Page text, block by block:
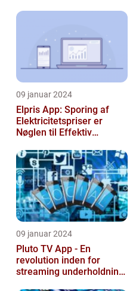
09 januar 2024
Elpris App: Sporing af
Elektricitetspriser er
Nøglen til Effektiv
09 januar 2024
Pluto TV App - En
revolution inden for
streaming underholdning